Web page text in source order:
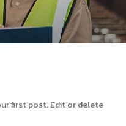
first post. Edit or delete